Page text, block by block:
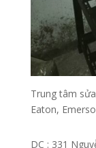
Trung tâm
Eaton,
DC : 331